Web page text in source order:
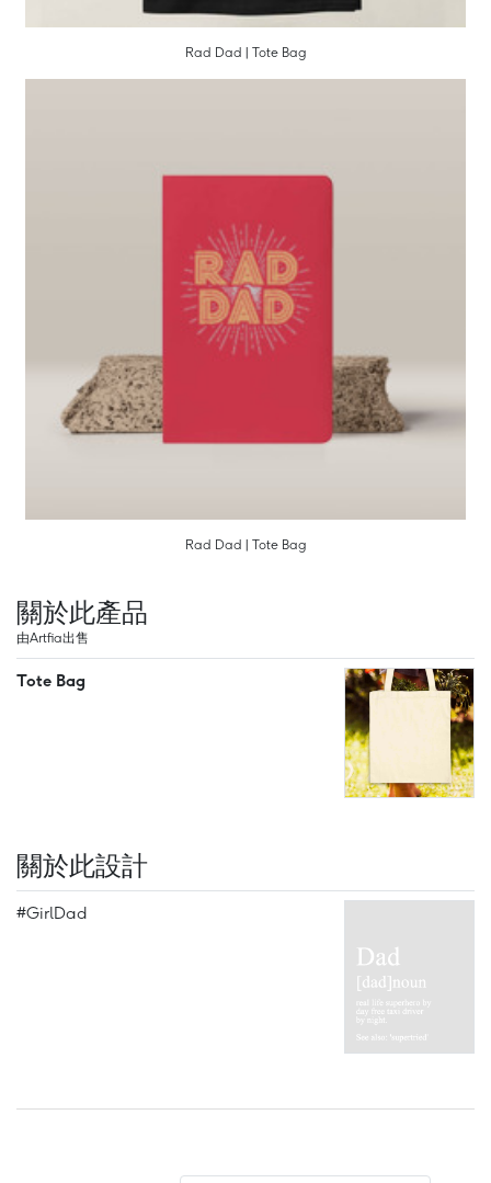
Rad Dad | Tote Bag
Rad Dad | Tote Bag
關於此產品
由Artfia出售
Tote Bag
關於此設計
#GirlDad